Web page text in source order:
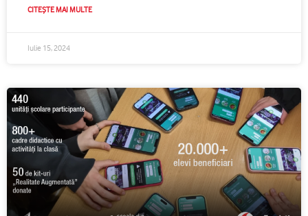
CITEȘTE MAI MULTE
Iulie 15, 2024